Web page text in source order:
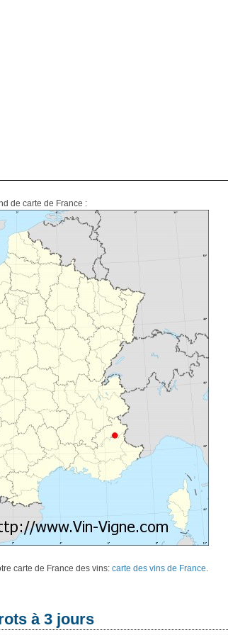
de carte de France :
carte de France des vins: carte des vins de France.
à 3 jours